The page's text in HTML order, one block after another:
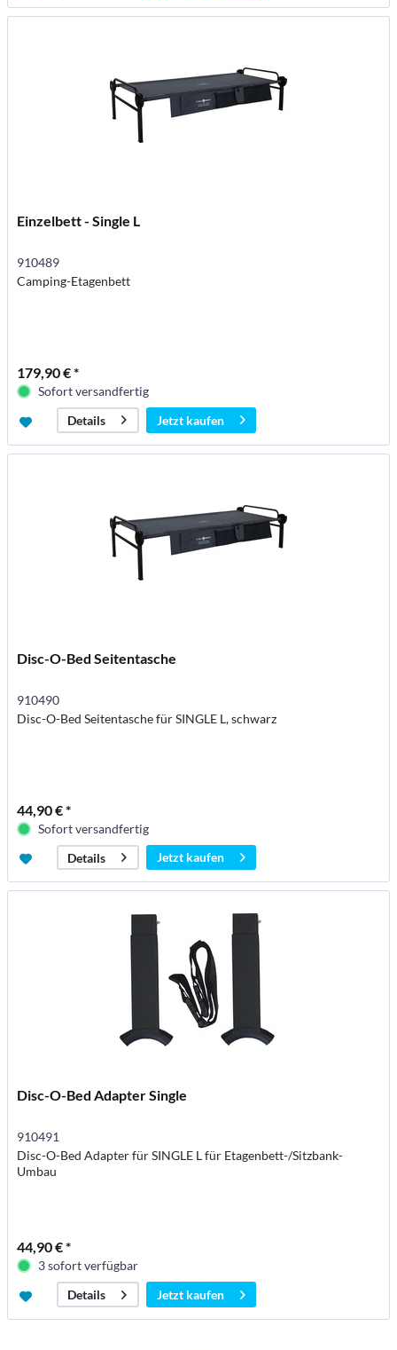
Einzelbett - Single L
910489
Camping-Etagenbett
179,90 € *
Sofort versandfertig
Details
Jetzt kaufen
Disc-O-Bed Seitentasche
910490
Disc-O-Bed Seitentasche für SINGLE L, schwarz
44,90 € *
Sofort versandfertig
Details
Jetzt kaufen
Disc-O-Bed Adapter Single
910491
Disc-O-Bed Adapter für SINGLE L für Etagenbett-/Sitzbank-
Umbau
44,90 € *
3 sofort verfügbar
Details
Jetzt kaufen